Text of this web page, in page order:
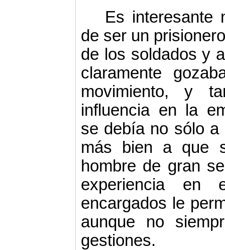
Es interesante
de ser un
de los soldados y
claramente
movimiento, y
influencia en la
se debía no sólo a
más bien a que
hombre de gran
experiencia
encargados le
aunque no
gestiones.